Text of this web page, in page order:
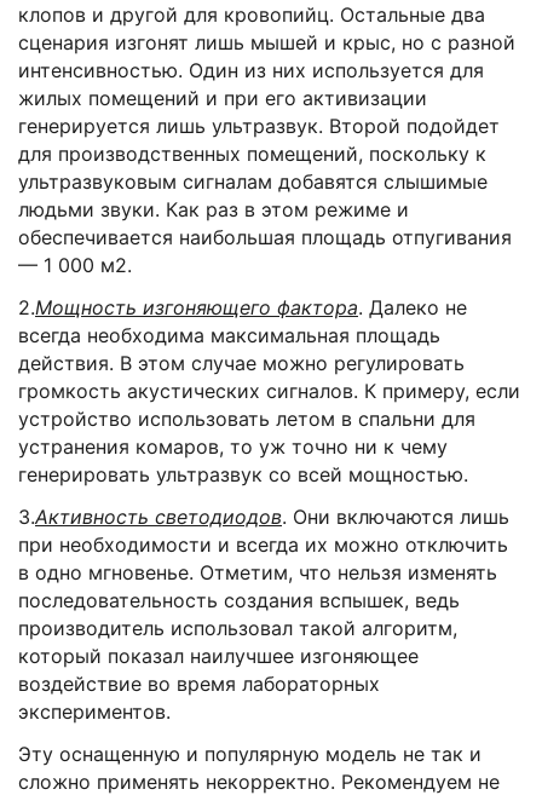
клопов и другой для кровопийц. Остальные два
сценария изгонят лишь мышей и крыс, но с разной
интенсивностью. Один из них используется для
жилых помещений и при его активизации
генерируется лишь ультразвук. Второй подойдет
для производственных помещений, поскольку к
ультразвуковым сигналам добавятся слышимые
людьми звуки. Как раз в этом режиме и
обеспечивается наибольшая площадь отпугивания
— 1 000 м2.
2.Мощность изгоняющего фактора. Далеко не
всегда необходима максимальная площадь
действия. В этом случае можно регулировать
громкость акустических сигналов. К примеру, если
устройство использовать летом в спальни для
устранения комаров, то уж точно ни к чему
генерировать ультразвук со всей мощностью.
3.Активность светодиодов. Они включаются лишь
при необходимости и всегда их можно отключить
в одно мгновенье. Отметим, что нельзя изменять
последовательность создания вспышек, ведь
производитель использовал такой алгоритм,
который показал наилучшее изгоняющее
воздействие во время лабораторных
экспериментов.
Эту оснащенную и популярную модель не так и
сложно применять некорректно. Рекомендуем не